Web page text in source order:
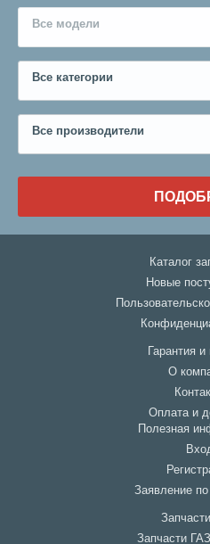
Все модели
Все категории
Все производители
Каталог
Новые
Гарантия
О
Оплата и
Полезная
Заявление
Запчасти